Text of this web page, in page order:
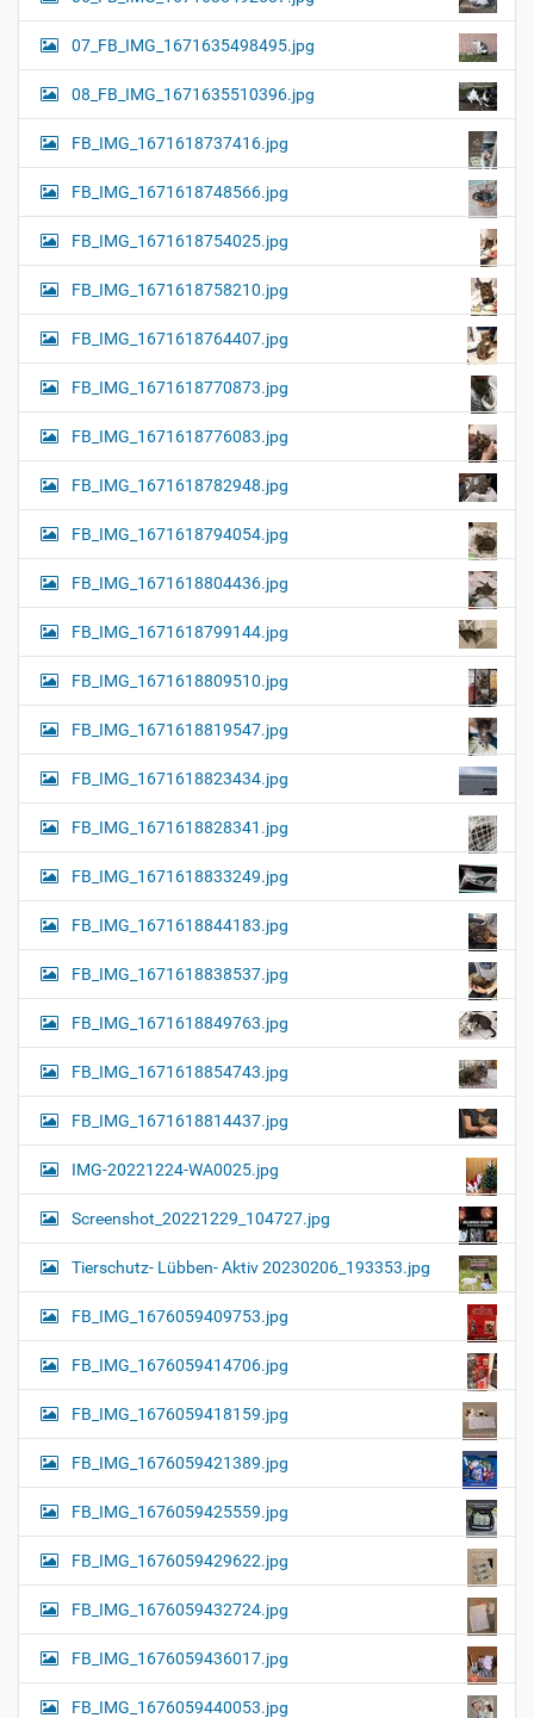
07_FB_IMG_1671635498495.jpg
08_FB_IMG_1671635510396.jpg
FB_IMG_1671618737416.jpg
FB_IMG_1671618748566.jpg
FB_IMG_1671618754025.jpg
FB_IMG_1671618758210.jpg
FB_IMG_1671618764407.jpg
FB_IMG_1671618770873.jpg
FB_IMG_1671618776083.jpg
FB_IMG_1671618782948.jpg
FB_IMG_1671618794054.jpg
FB_IMG_1671618804436.jpg
FB_IMG_1671618799144.jpg
FB_IMG_1671618809510.jpg
FB_IMG_1671618819547.jpg
FB_IMG_1671618823434.jpg
FB_IMG_1671618828341.jpg
FB_IMG_1671618833249.jpg
FB_IMG_1671618844183.jpg
FB_IMG_1671618838537.jpg
FB_IMG_1671618849763.jpg
FB_IMG_1671618854743.jpg
FB_IMG_1671618814437.jpg
IMG-20221224-WA0025.jpg
Screenshot_20221229_104727.jpg
Tierschutz- Lübben- Aktiv 20230206_193353.jpg
FB_IMG_1676059409753.jpg
FB_IMG_1676059414706.jpg
FB_IMG_1676059418159.jpg
FB_IMG_1676059421389.jpg
FB_IMG_1676059425559.jpg
FB_IMG_1676059429622.jpg
FB_IMG_1676059432724.jpg
FB_IMG_1676059436017.jpg
FB_IMG_1676059440053.jpg